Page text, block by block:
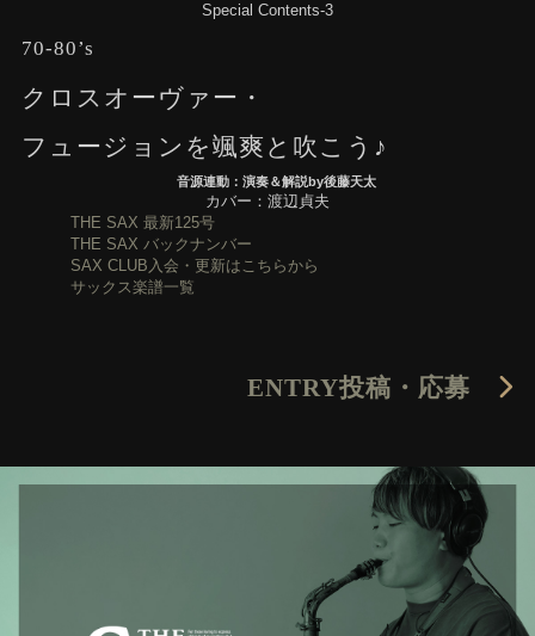
Special Contents-3
70-80’s
クロスオーヴァー・
フュージョンを颯爽と吹こう♪
音源連動：演奏＆解説by後藤天太
カバー：渡辺貞夫
THE SAX 最新125号
THE SAX バックナンバー
SAX CLUB入会・更新はこちらから
サックス楽譜一覧
ENTRY投稿・応募